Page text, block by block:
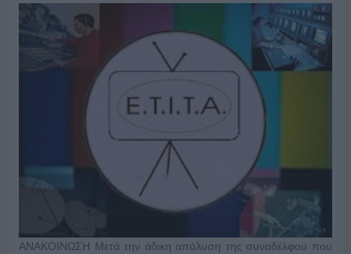
ΑΝΑΚΟΙΝΩΣΗ Μετά την άδικη απόλυση της συναδέλφου που